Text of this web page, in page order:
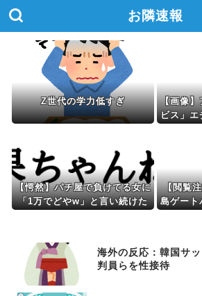
お隣速報
Z世代の学力低すぎ
【画像】
ビス」エ
【愕然】パチ屋で負けてる女に
「1万でどやw」と言い続けた
【閲覧
島ゲート
海外の反応：韓国サ
判員らを性接待